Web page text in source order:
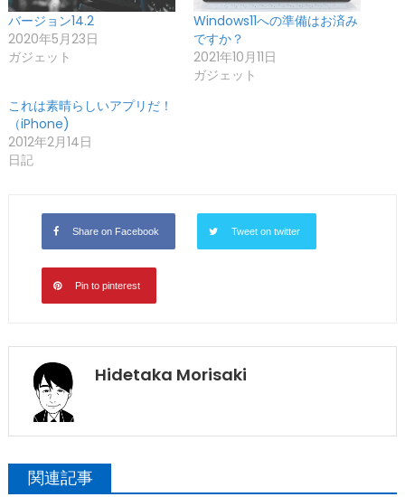
バージョン14.2
2020年5月23日
ガジェット
Windows11への準備はお済み
ですか？
2021年10月11日
ガジェット
これは素晴らしいアプリだ！
（iPhone)
2012年2月14日
日記
Share on Facebook Tweet on twitter
Pin to pinterest
Hidetaka Morisaki
関連記事